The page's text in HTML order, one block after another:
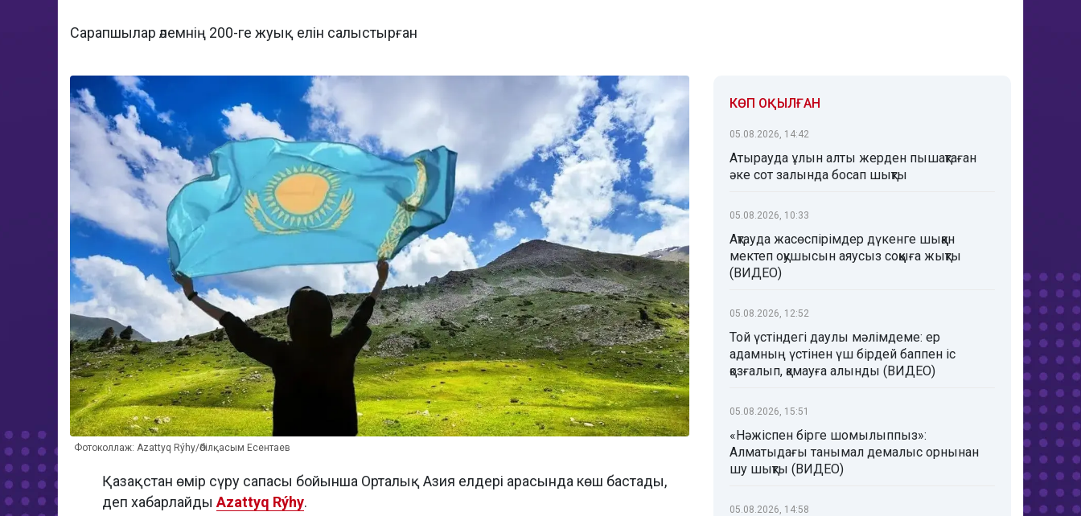
Сарапшылар әлемнің 200-ге жуық елін салыстырған
Фотоколлаж: Azattyq Rýhy/Әбілқасым Есентаев
Қазақстан өмір сүру сапасы бойынша Орталық Азия елдері арасында көш бастады,
деп хабарлайды Azattyq Rýhy.
КӨП ОҚЫЛҒАН
05.08.2026, 14:42
Атырауда ұлын алты жерден пышақтаған
әке сот залында босап шықты
05.08.2026, 10:33
Ақтауда жасөспірімдер дүкенге шыққан
мектеп оқушысын аяусыз соққыға жықты
(ВИДЕО)
05.08.2026, 12:52
Той үстіндегі даулы мәлімдеме: ер
адамның үстінен үш бірдей баппен іс
қозғалып, қамауға алынды (ВИДЕО)
05.08.2026, 15:51
«Нәжіспен бірге шомылыппыз»:
Алматыдағы танымал демалыс орнынан
шу шықты (ВИДЕО)
05.08.2026, 14:58